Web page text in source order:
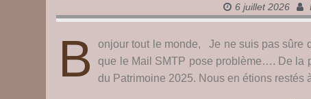
6 juillet 2026
B
onjour tout le monde, Je ne suis pas sûre
que le Mail SMTP pose problème…. De la
du Patrimoine 2025. Nous en étions restés